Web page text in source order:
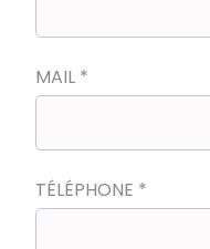
MAIL *
TÉLÉPHONE *